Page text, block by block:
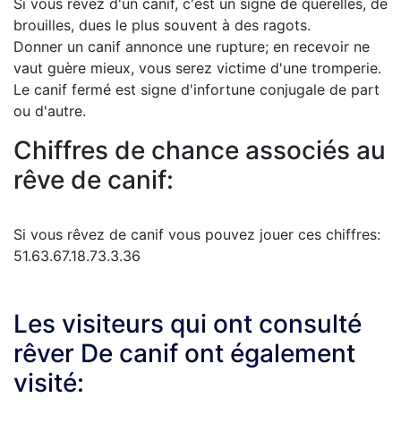
Si vous rêvez d'un canif, c'est un signe de querelles, de
brouilles, dues le plus souvent à des ragots.
Donner un canif annonce une rupture; en recevoir ne
vaut guère mieux, vous serez victime d'une tromperie.
Le canif fermé est signe d'infortune conjugale de part
ou d'autre.
Chiffres de chance associés au
rêve de canif:
Si vous rêvez de canif vous pouvez jouer ces chiffres:
51.63.67.18.73.3.36
Les visiteurs qui ont consulté
rêver De canif ont également
visité: